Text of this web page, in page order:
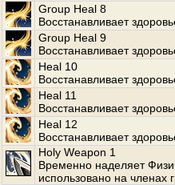
Group Heal 8
Восстанавливает
Group Heal 9
Восстанавливает
Heal 10
Восстанавливает
Heal 11
Восстанавливает
Heal 12
Восстанавливает
Holy Weapon 1
Временно наделяет
использовано на членах